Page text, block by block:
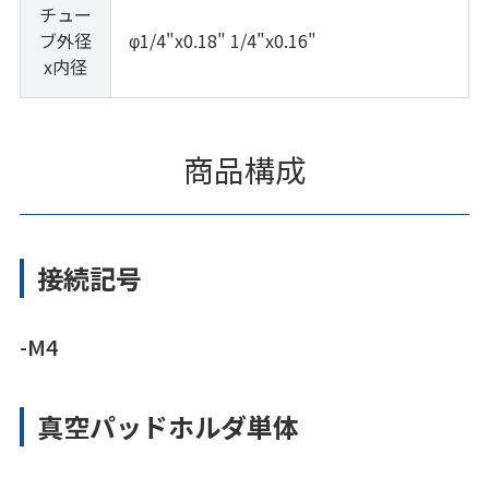
チュー
ブ外径
x内径
φ1/4"x0.18" 1/4"x0.16"
商品構成
接続記号
-M4
真空パッドホルダ単体